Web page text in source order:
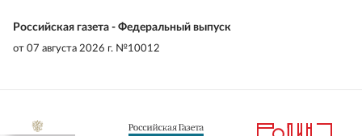
Российская газета - Федеральный выпуск
от 07 августа 2026 г. №10012